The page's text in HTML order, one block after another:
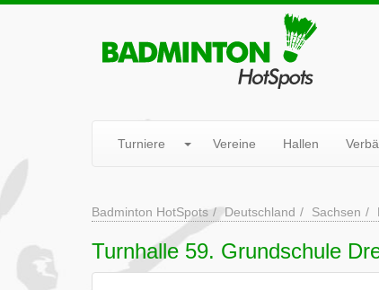
Turniere Vereine Hallen
Badminton HotSpots Deutschland Sachsen
Turnhalle 59. Grundschule